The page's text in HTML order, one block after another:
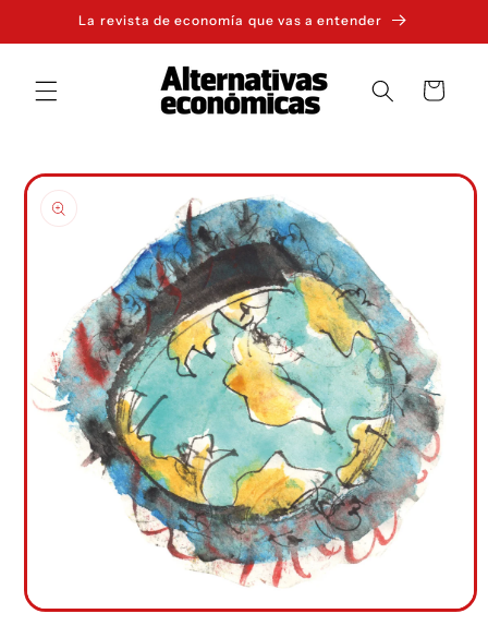
directamente
al contenido
La revista de economía que vas a entender
Carrito
directamente
a la
información
del producto
Abrir